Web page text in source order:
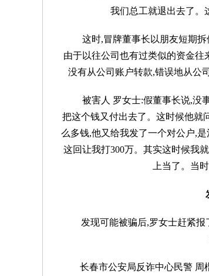
我们总工就退出去了。
这时,冒牌董事长以朋友短期
由于以往公司也有过类似的资金
没有从公司账户转款,错误地从公
被害人 罗女士:假董事长说,没
把这个钱又付出去了。这时候他就
么多钱,他又给我发了一个对公户,
这回让我打300万。其实这时候我
上当了。当
发现可能被骗后,罗女士赶紧
长春市公安局反诈中心民警 周